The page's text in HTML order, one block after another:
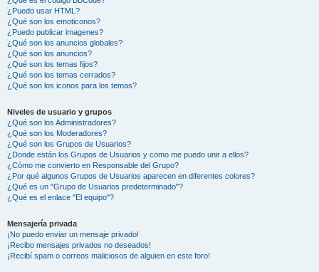
¿Puedo usar HTML?
¿Qué son los emoticonos?
¿Puedo publicar imagenes?
¿Qué son los anuncios globales?
¿Qué son los anuncios?
¿Qué son los temas fijos?
¿Qué son los temas cerrados?
¿Qué son los iconos para los temas?
Niveles de usuario y grupos
¿Qué son los Administradores?
¿Qué son los Moderadores?
¿Qué son los Grupos de Usuarios?
¿Donde están los Grupos de Usuarios y como me puedo unir a ellos?
¿Cómo me convierto en Responsable del Grupo?
¿Por qué algunos Grupos de Usuarios aparecen en diferentes colores?
¿Qué es un "Grupo de Usuarios predeterminado"?
¿Qué es el enlace "El equipo"?
Mensajería privada
¡No puedo enviar un mensaje privado!
¡Recibo mensajes privados no deseados!
¡Recibí spam o correos maliciosos de alguien en este foro!